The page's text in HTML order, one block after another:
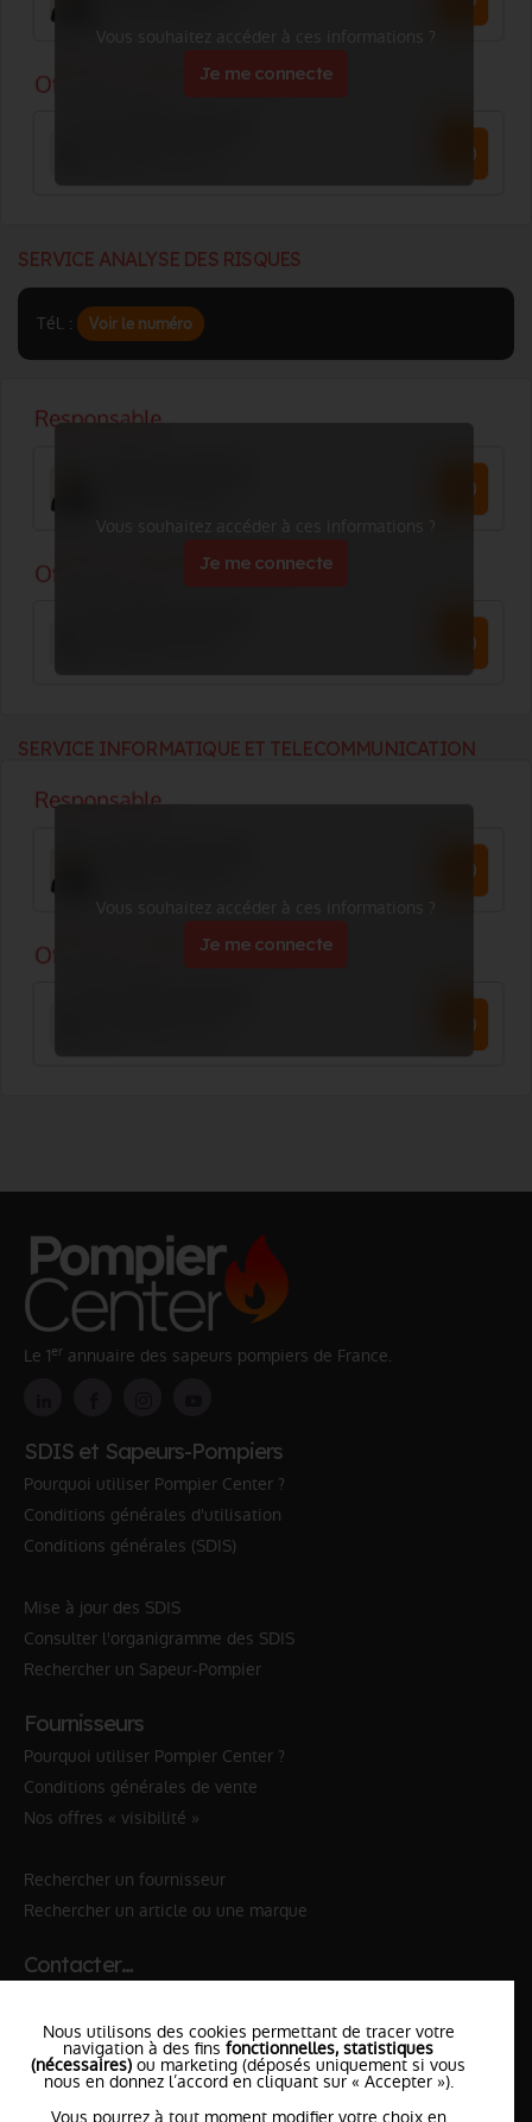
Vous souhaitez accéder à ces informations ?
Je me connecte
SERVICE ANALYSE DES RISQUES
Tél. : Voir le numéro
Vous souhaitez accéder à ces informations ?
Je me connecte
SERVICE INFORMATIQUE ET TELECOMMUNICATION
Vous souhaitez accéder à ces informations ?
Je me connecte
Le 1er annuaire des sapeurs pompiers de France.
SDIS et Sapeurs-Pompiers
Pourquoi utiliser Pompier Center ?
Conditions générales d'utilisation
Conditions générales (SDIS)
Mise à jour des SDIS
Consulter l'organigramme des SDIS
Rechercher un Sapeur-Pompier
Fournisseurs
Pourquoi utiliser Pompier Center ?
Conditions générales de vente
Nos offres « visibilité »
Rechercher un fournisseur
Rechercher un article ou une marque
Contacter…
✆ 18№National Sapeurs-Pompiers
le SDISle plus proche
Nous utilisons des cookies permettant de tracer votre
navigation à des fins fonctionnelles, statistiques
(nécessaires) ou marketing (déposés uniquement si vous
nous en donnez l’accord en cliquant sur « Accepter »).
Vous pourrez à tout moment modifier votre choix en